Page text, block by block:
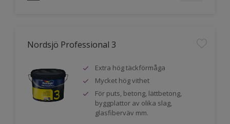
Nordsjö Professional 3
Extra hög täckförmåga
Mycket hög vithet
För puts, betong, lättbetong,
byggplattor av olika slag,
glasfiberväv mm.